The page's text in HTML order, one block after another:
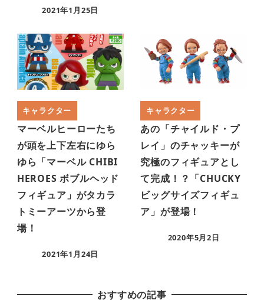
2021年1月25日
キャラクター
マーベルヒーローたち
が頭を上下左右にゆら
ゆら「マーベル CHIBI
HEROES ボブルヘッド
フィギュア」がタカラ
トミーアーツから登
場！
2021年1月24日
キャラクター
あの「チャイルド・プ
レイ」のチャッキーが
究極のフィギュアとし
て完成！？「CHUCKY
ビッグサイズフィギュ
ア」が登場！
2020年5月2日
おすすめの記事